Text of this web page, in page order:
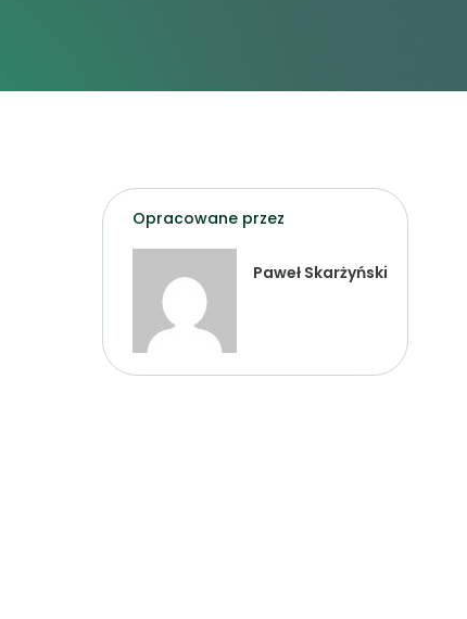
Opracowane przez
Paweł Skarżyński